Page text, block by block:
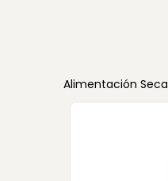
Alimentación Seca